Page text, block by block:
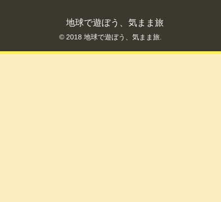
地球で遊ぼう、気まま旅
© 2018 地球で遊ぼう、気まま旅.